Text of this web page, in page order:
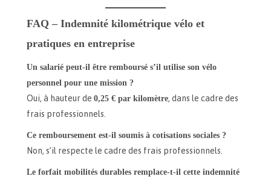
FAQ – Indemnité kilométrique vélo et
pratiques en entreprise
Un salarié peut-il être remboursé s’il utilise son vélo
personnel pour une mission ?
Oui, à hauteur de 0,25 € par kilomètre, dans le cadre des
frais professionnels.
Ce remboursement est-il soumis à cotisations sociales ?
Non, s’il respecte le cadre des frais professionnels.
Le forfait mobilités durables remplace-t-il cette indemnité